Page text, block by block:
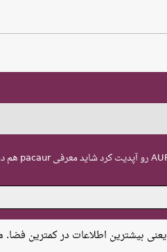
بیشترین اطلاعات در کمترین